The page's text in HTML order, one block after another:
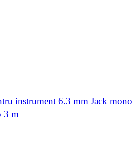
instrument 6.3 mm Jack mono
3 m